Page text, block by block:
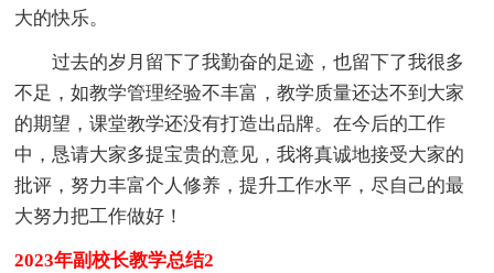
大的快乐。
过去的岁月留下了我勤奋的足迹，也留下了我很多
不足，如教学管理经验不丰富，教学质量还达不到大家
的期望，课堂教学还没有打造出品牌。在今后的工作
中，恳请大家多提宝贵的意见，我将真诚地接受大家的
批评，努力丰富个人修养，提升工作水平，尽自己的最
大努力把工作做好！
2023年副校长教学总结2